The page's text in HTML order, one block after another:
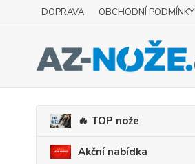
DOPRAVA OBCHODNÍ PODMÍNKY
🔥 TOP nože
Akční nabídka